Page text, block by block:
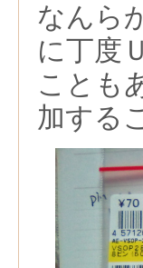
なんら
に丁度
ことも
加する